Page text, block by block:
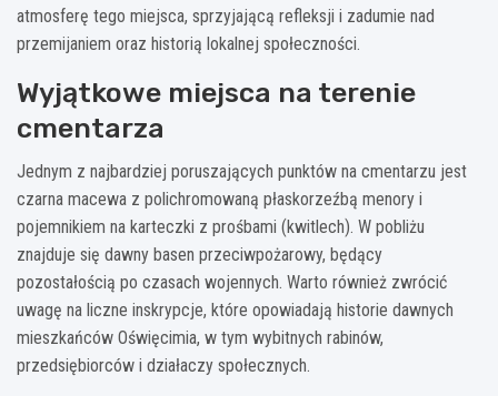
atmosferę tego miejsca, sprzyjającą refleksji i zadumie nad
przemijaniem oraz historią lokalnej społeczności.
Wyjątkowe miejsca na terenie
cmentarza
Jednym z najbardziej poruszających punktów na cmentarzu jest
czarna macewa z polichromowaną płaskorzeźbą menory i
pojemnikiem na karteczki z prośbami (kwitlech). W pobliżu
znajduje się dawny basen przeciwpożarowy, będący
pozostałością po czasach wojennych. Warto również zwrócić
uwagę na liczne inskrypcje, które opowiadają historie dawnych
mieszkańców Oświęcimia, w tym wybitnych rabinów,
przedsiębiorców i działaczy społecznych.